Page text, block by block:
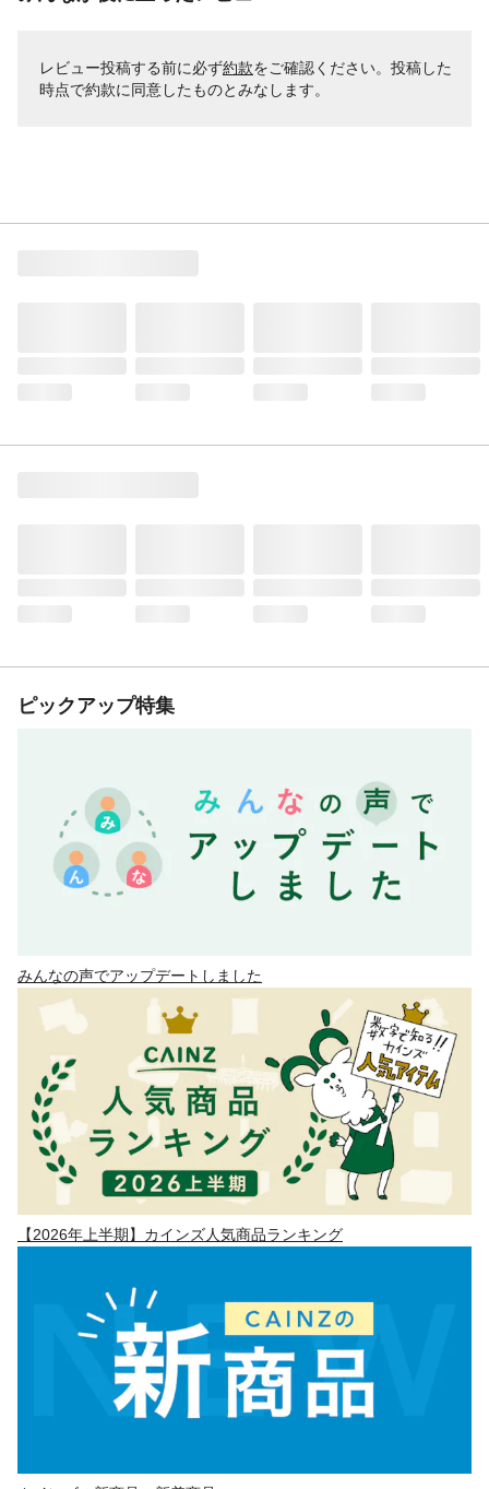
レビュー投稿する前に必ず約款をご確認ください。投稿した
時点で約款に同意したものとみなします。
ピックアップ特集
みんなの声でアップデートしました
【2026年上半期】カインズ人気商品ランキング